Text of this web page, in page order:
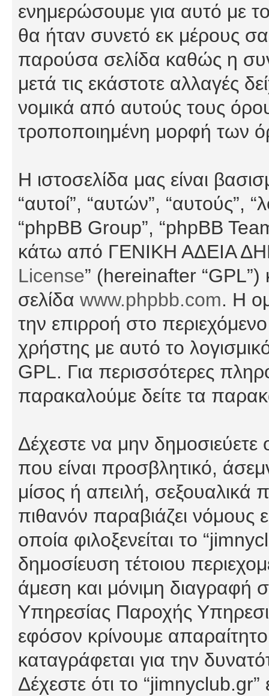
ενημερώσουμε για αυτό με
θα ήταν συνετό εκ μέρους
παρούσα σελίδα καθώς η
μετά τις εκάστοτε αλλαγές
νομικά από αυτούς τους
τροποποιημένη μορφή των
Η ιστοσελίδα μας είναι
“αυτοί”, “αυτών”, “αυτούς”,
“phpBB Group”, “phpBB
κάτω από ΓΕΝΙΚΗ ΑΔΕΙΑ
License” (hereinafter “GPL”)
σελίδα www.phpbb.com. Η
την επιρροή στο
χρήστης με αυτό το
GPL. Για περισσότερες
παρακαλούμε δείτε τα
Δέχεστε να μην
που είναι προσβλητικό,
μίσος ή απειλή, σεξουαλικά
πιθανόν παραβιάζει νόμους
οποία φιλοξενείται το
δημοσίευση τέτοιου
άμεση και μόνιμη διαγραφή
Υπηρεσίας Παροχής
εφόσον κρίνουμε
καταγράφεται για την
Δέχεστε ότι το